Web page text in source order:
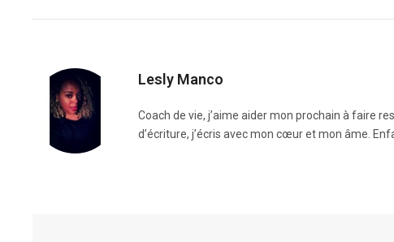
Lesly Manco
Coach de vie, j’aime aider mon prochain à faire
d’écriture, j’écris avec mon cœur et mon âme.